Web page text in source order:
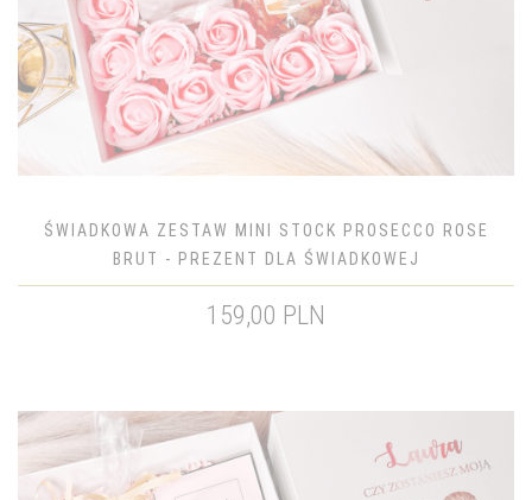
ŚWIADKOWA ZESTAW MINI STOCK PROSECCO ROSE
BRUT - PREZENT DLA ŚWIADKOWEJ
159,00 PLN